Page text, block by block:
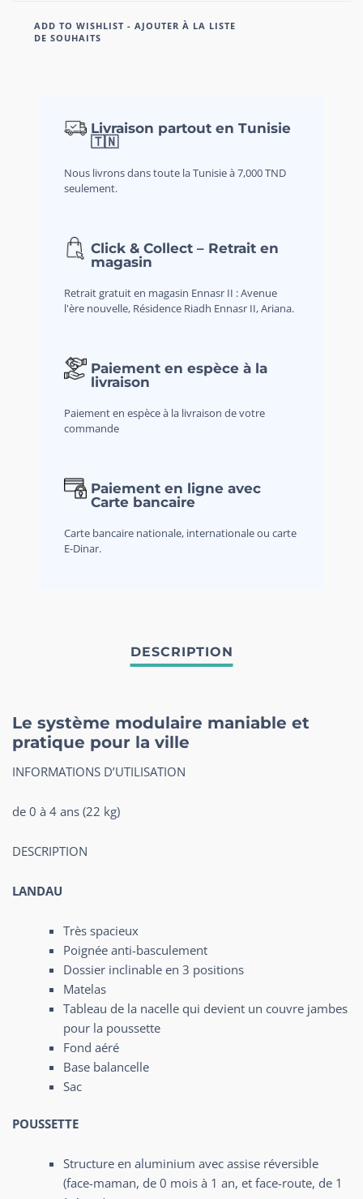
ADD TO WISHLIST - AJOUTER À LA LISTE
DE SOUHAITS
Livraison partout en Tunisie
🇹🇳
Nous livrons dans toute la Tunisie à 7,000 TND
seulement.
Click & Collect – Retrait en
magasin
Retrait gratuit en magasin Ennasr II : Avenue
l'ère nouvelle, Résidence Riadh Ennasr II, Ariana.
Paiement en espèce à la
livraison
Paiement en espèce à la livraison de votre
commande
Paiement en ligne avec
Carte bancaire
Carte bancaire nationale, internationale ou carte
E-Dinar.
Le système modulaire maniable et
pratique pour la ville
INFORMATIONS D’UTILISATION
de 0 à 4 ans (22 kg)
DESCRIPTION
LANDAU
Très spacieux
Poignée anti-basculement
Dossier inclinable en 3 positions
Matelas
Tableau de la nacelle qui devient un couvre jambes
pour la poussette
Fond aéré
Base balancelle
Sac
POUSSETTE
Structure en aluminium avec assise réversible
(face-maman, de 0 mois à 1 an, et face-route, de 1